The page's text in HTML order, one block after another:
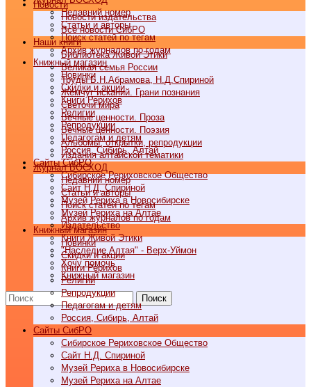
Недавний номер
Статьи и авторы
Поиск статей по тегам
Архив журналов по годам
Книжный магазин
Новинки
Скидки и акции
Книги Рерихов
Религии
Репродукции
Педагогам и детям
Россия, Сибирь, Алтай
Cайты СибРО
Сибирское Рериховское Общество
Сайт Н.Д. Спириной
Музей Рериха в Новосибирске
Музей Рериха на Алтае
Издательство
Книги Живой Этики
"Наследие Алтая" - Верх-Уймон
Хочу помочь
Книжный магазин
Поиск
Новости
Новости издательства
Все новости СибРО
Наши книги
Библиотека Живой Этики
Великая семья России
Труды Б.Н.Абрамова, Н.Д.Спириной
Жемчуг исканий. Грани познания
Светочи мира
Вечные ценности. Проза
Вечные ценности. Поэзия
Альбомы, открытки, репродукции
Издания алтайской тематики
Журнал ВОСХОД
Недавний номер
Статьи и авторы
Поиск статей по тегам
Архив журналов по годам
Книжный магазин
Новинки
Скидки и акции
Книги Рерихов
Религии
Репродукции
Педагогам и детям
Россия, Сибирь, Алтай
Cайты СибРО
Сибирское Рериховское Общество
Сайт Н.Д. Спириной
Музей Рериха в Новосибирске
Музей Рериха на Алтае